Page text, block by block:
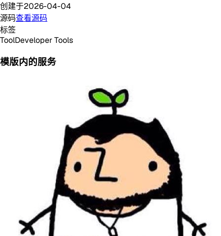
创建于2026-04-04
源码查看源码
标签
ToolDeveloper Tools
模版内的服务